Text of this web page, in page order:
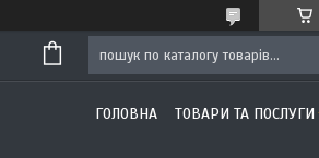
ГОЛОВНА ТОВАРИ ТА ПОСЛУГИ